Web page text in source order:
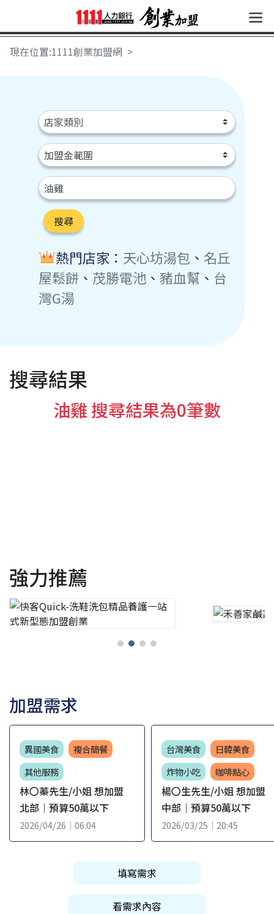
現在位置:1111創業加盟網
搜尋
熱門店家： 天心坊湯包 、 名丘
屋鬆餅 、 茂勝電池 、 豬血幫 、 台
灣G湯
搜尋結果
油雞 搜尋結果為0筆數
強力推薦
加盟需求
異國美食
複合簡餐
其他服務
林〇蓁先生/小姐 想加盟
北部｜預算50萬以下
2026/04/26｜06:04
台灣美食
日韓美食
炸物小吃
咖啡點心
楊〇生先生/小姐 想加盟
中部｜預算50萬以下
2026/03/25｜20:45
填寫需求
看需求內容